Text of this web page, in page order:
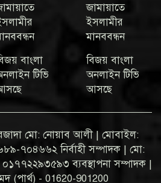
বাংলা
টিভি
জামায়াতে
ইসলামীর
মানববন্ধন
বিজয় বাংলা
অনলাইন টিভি
আসছে
মো: নোয়াব আলী | মোবাইল:
৭০৪৬৬২ নির্বাহী সম্পাদক | মো:
ব্যবস্থাপনা সম্পাদক |
(পার্থ) - 01620-901200